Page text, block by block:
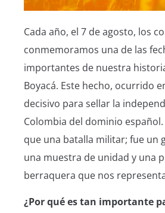
Cada año, el 7 de agosto, los
conmemoramos una de las
importantes de nuestra
Boyacá. Este hecho, ocurrido
decisivo para sellar la
Colombia del dominio
que una batalla militar; fue un
una muestra de unidad y una
berraquera que nos
¿Por qué es tan importante